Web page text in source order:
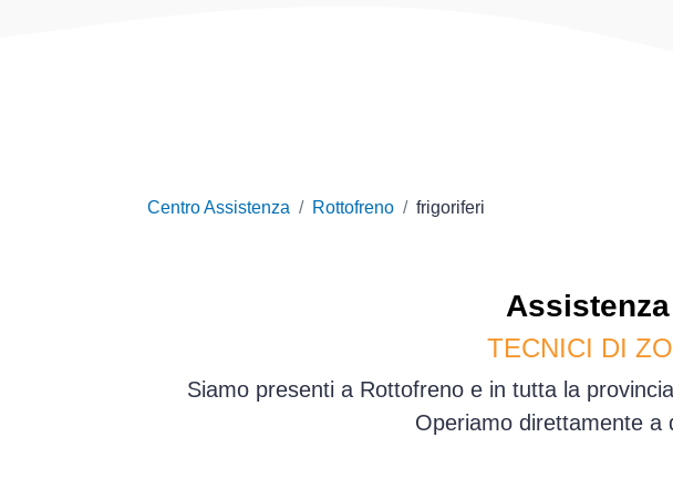
Centro Assistenza Rottofreno frigoriferi
Assistenza
TECNICI DI
Siamo presenti a Rottofreno e in tutta la
Operiamo direttamente a